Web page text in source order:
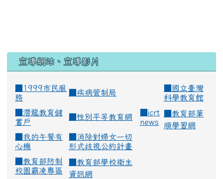
宣導網站、宣導影片
■1999市民服
務
疾病管制局
國立臺灣
科學教育館
潛龍教育儲
蓄戶
性別平等教育網
icrt
news
教育部筆
順學習網
我的午餐有
心機
消除對婦女一切
形式歧視公約計畫
教育部防制
校園霸凌專區
教育部學校衛生
資訊網